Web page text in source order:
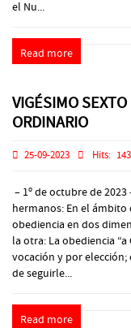
el Nu...
Read more
VIGÉSIMO
ORDINARIO
25-09-2023 Hits:
– 1º de octubre de
hermanos: En el
obediencia en dos
la otra: La obediencia
vocación y por
de seguirle...
Read more